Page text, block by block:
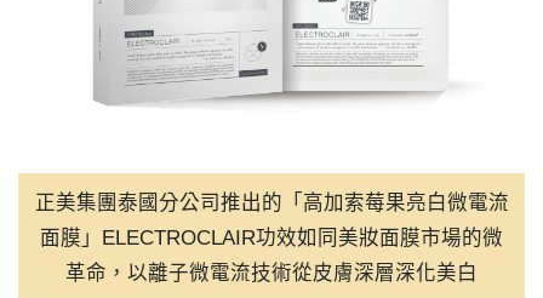
正美集團泰國分公司推出的「高加索莓果亮白微電流
面膜」ELECTROCLAIR功效如同美妝面膜市場的微
革命，以離子微電流技術從皮膚深層深化美白